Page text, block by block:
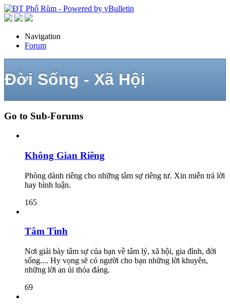
Navigation
Forum
Đời Sống - Xã Hội
Go to Sub-Forums
Không Gian Riêng
Phòng dành riêng cho những tâm sự riêng tư. Xin miễn trả lời
hay bình luận.
165
Tâm Tình
Nơi giải bày tâm sự của bạn về tâm lý, xã hội, gia đình, đời
sống.... Hy vọng sẽ có người cho bạn những lời khuyên,
những lời an ủi thỏa đáng.
69